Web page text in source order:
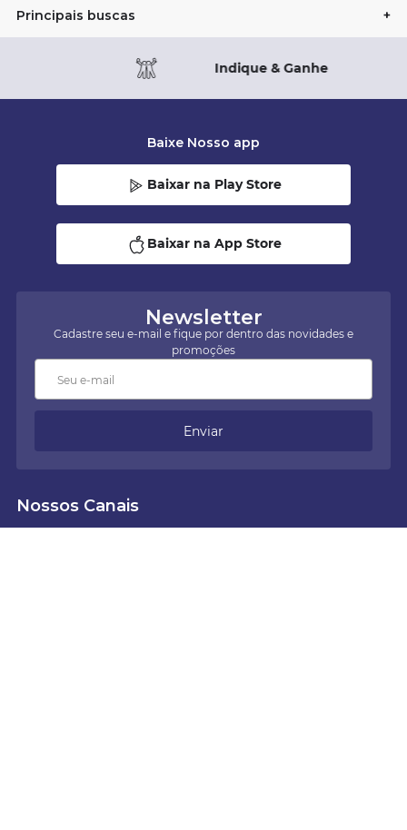
Principais buscas +
Indique & Ganhe
Newsletter
Cadastre seu e-mail e fique por dentro das novidades e
promoções
Enviar
Baixe Nosso app
Baixar na Play Store
Baixar na App Store
Nossos Canais